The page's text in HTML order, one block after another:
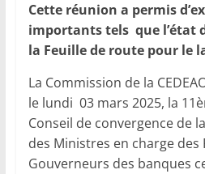
Cette réunion a permis
importants tels que l’état
la Feuille de route pour le
La Commission de la
le lundi 03 mars 2025, la
Conseil de convergence de
des Ministres en charge des
Gouverneurs des banques